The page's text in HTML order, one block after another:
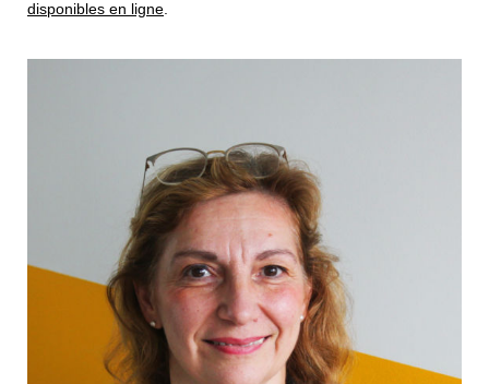
disponibles en ligne